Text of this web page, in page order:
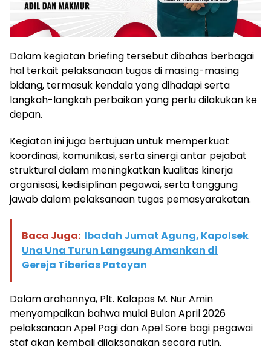
Dalam kegiatan briefing tersebut dibahas berbagai
hal terkait pelaksanaan tugas di masing-masing
bidang, termasuk kendala yang dihadapi serta
langkah-langkah perbaikan yang perlu dilakukan ke
depan.
Kegiatan ini juga bertujuan untuk memperkuat
koordinasi, komunikasi, serta sinergi antar pejabat
struktural dalam meningkatkan kualitas kinerja
organisasi, kedisiplinan pegawai, serta tanggung
jawab dalam pelaksanaan tugas pemasyarakatan.
Baca Juga: Ibadah Jumat Agung, Kapolsek
Una Una Turun Langsung Amankan di
Gereja Tiberias Patoyan
Dalam arahannya, Plt. Kalapas M. Nur Amin
menyampaikan bahwa mulai Bulan April 2026
pelaksanaan Apel Pagi dan Apel Sore bagi pegawai
staf akan kembali dilaksanakan secara rutin.